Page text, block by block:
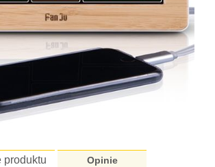
produktu Opinie